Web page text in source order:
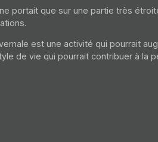
portait que sur une partie très
est une activité qui pourrait
de vie qui pourrait contribuer à la